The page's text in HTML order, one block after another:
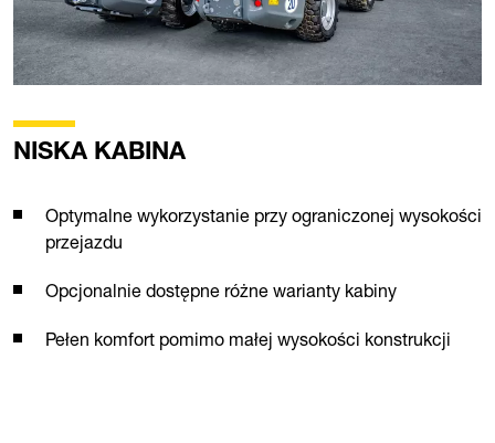
NISKA KABINA
Optymalne wykorzystanie przy ograniczonej wysokości
przejazdu
Opcjonalnie dostępne różne warianty kabiny
Pełen komfort pomimo małej wysokości konstrukcji